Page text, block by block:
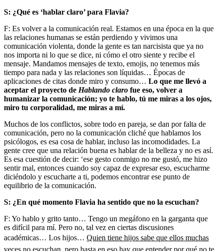
S: ¿Qué es ‘hablar claro’ para Flavia?
F: Es volver a la comunicación real. Estamos en una época en la que
las relaciones humanas se están perdiendo y vivimos una
comunicación violenta, donde la gente es tan narcisista que ya no
nos importa ni lo que se dice, ni cómo el otro siente y recibe el
mensaje. Mandamos mensajes de texto, emojis, no tenemos más
tiempo para nada y las relaciones son líquidas… Épocas de
aplicaciones de citas donde miro y consumo… Lo que me llevó a
aceptar el proyecto de Hablando claro fue eso, volver a
humanizar la comunicación; yo te hablo, tú me miras a los ojos,
miro tu corporalidad, me miras a mí.
Muchos de los conflictos, sobre todo en pareja, se dan por falta de
comunicación, pero no la comunicación cliché que hablamos los
psicólogos, es esa cosa de hablar, incluso las incomodidades. La
gente cree que una relación buena es hablar de la belleza y no es así.
Es esa cuestión de decir: ‘ese gesto conmigo no me gustó, me hizo
sentir mal, entonces cuando soy capaz de expresar eso, escucharme
diciéndolo y escucharte a ti, podemos encontrar ese punto de
equilibrio de la comunicación.
S: ¿En qué momento Flavia ha sentido que no la escuchan?
F: Yo hablo y grito tanto… Tengo un megáfono en la garganta que
es difícil para mí. Pero no, tal vez en ciertas discusiones
académicas… Los hijos… Quien tiene hijos sabe que ellos muchas
veces no escuchan, pero hasta en eso hay que entender por qué no te